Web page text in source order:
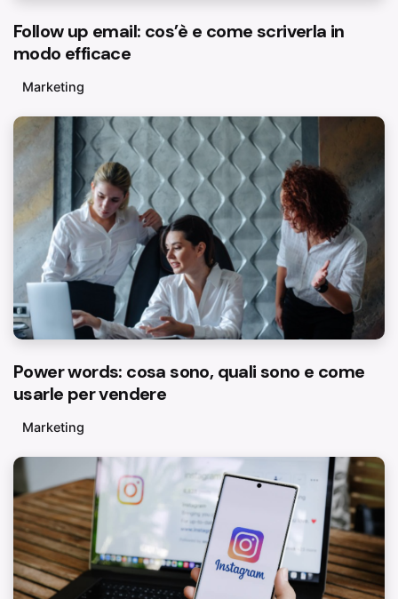
Follow up email: cos’è e come scriverla in
modo efficace
Marketing
Power words: cosa sono, quali sono e come
usarle per vendere
Marketing